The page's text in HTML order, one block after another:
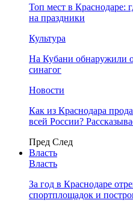
Топ мест в Краснодаре:
на праздники
Культура
На Кубани обнаружили
синагог
Новости
Как из Краснодара
всей России?
Пред След
Власть
Власть
За год в Краснодаре
спортплощадок и